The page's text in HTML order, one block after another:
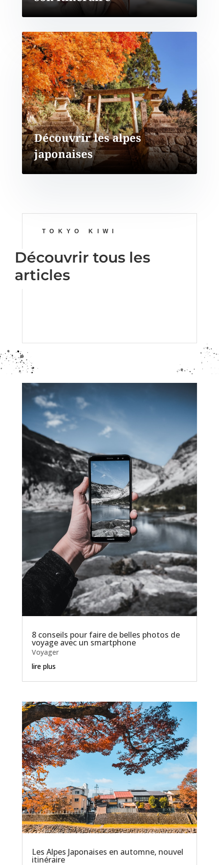
Découvrir les alpes
japonaises
TOKYO KIWI
Découvrir tous les
articles
8 conseils pour faire de belles photos de
voyage avec un smartphone
Voyager
lire plus
Les Alpes Japonaises en automne, nouvel
itinéraire